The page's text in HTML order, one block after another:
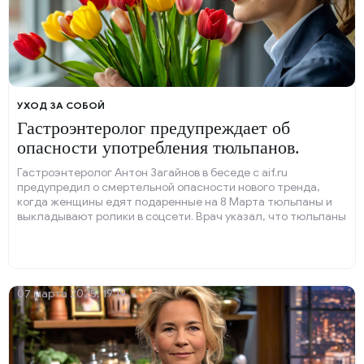
УХОД ЗА СОБОЙ
Гастроэнтеролог предупреждает об
опасности употребления тюльпанов.
Гастроэнтеролог Антон Загайнов в беседе с aif.ru
предупредил о смертельной опасности нового тренда,
когда женщины едят подаренные на 8 Марта тюльпаны и
выкладывают ролики в соцсети. Врач указал, что тюльпаны
07 марта 2025, 19:19